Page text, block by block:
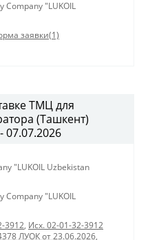
Company "LUKOIL
заявки(1)
ТМЦ для
(Ташкент)
07.07.2026
"LUKOIL Uzbekistan
Company "LUKOIL
3912, Исх. 02-01-32-3912
ЛУОК от 23.06.2026,